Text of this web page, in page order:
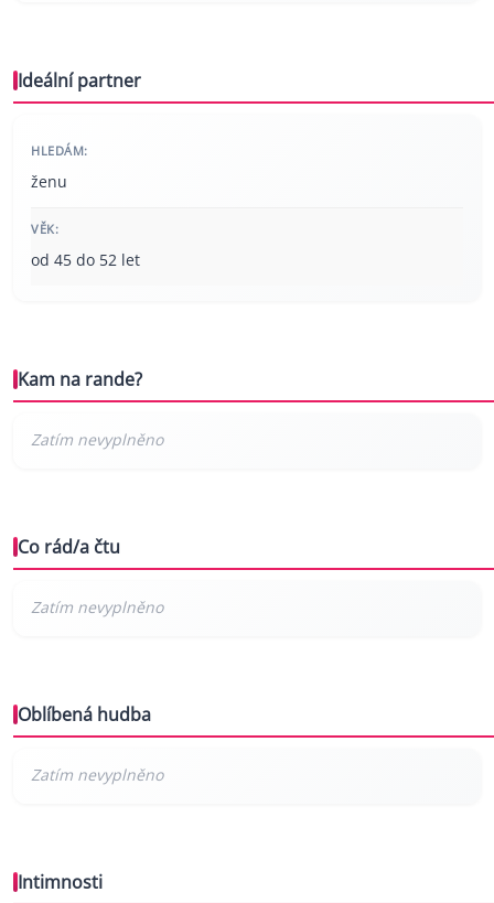
Ideální partner
HLEDÁM:
ženu
VĚK:
od 45 do 52 let
Kam na rande?
Co rád/a čtu
Oblíbená hudba
Intimnosti